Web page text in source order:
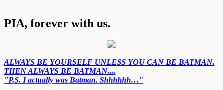
PIA, forever with us.
ALWAYS BE YOURSELF UNLESS YOU CAN BE BATMAN.
THEN ALWAYS BE BATMAN....
"P.S. I actually was Batman. Shhhhhh…"